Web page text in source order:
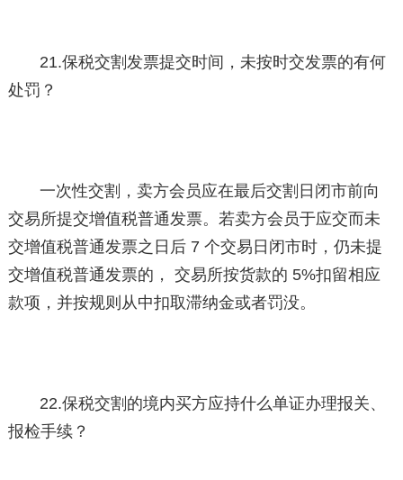
21.保税交割发票提交时间，未按时交发票的有何
处罚？
一次性交割，卖方会员应在最后交割日闭市前向
交易所提交增值税普通发票。若卖方会员于应交而未
交增值税普通发票之日后 7 个交易日闭市时，仍未提
交增值税普通发票的， 交易所按货款的 5%扣留相应
款项，并按规则从中扣取滞纳金或者罚没。
22.保税交割的境内买方应持什么单证办理报关、
报检手续？